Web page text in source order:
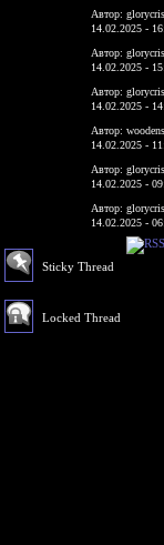
Автор:
14.02.2025 -
Автор:
14.02.2025 -
Автор:
14.02.2025 -
Автор:
14.02.2025 -
Автор:
14.02.2025 -
Автор:
14.02.2025 -
Sticky Thread
Locked Thread